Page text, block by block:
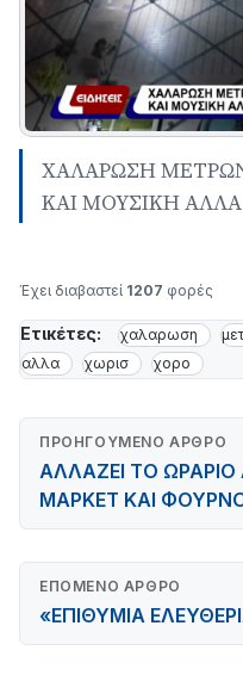
ΧΑΛΑΡΩΣΗ
ΚΑΙ ΜΟΥΣΙΚΗ
Έχει διαβαστεί 1207 φορές
Ετικέτες: χαλαρωση
αλλα
χωρισ χορο
ΠΡΟΗΓΟΎΜΕΝΟ ΆΡΘΡΟ
ΑΛΛΑΖΕΙ ΤΟ ΩΡΑΡΙΟ
ΜΑΡΚΕΤ ΚΑΙ
ΕΠΌΜΕΝΟ ΆΡΘΡΟ
«ΕΠΙΘΥΜΙΑ